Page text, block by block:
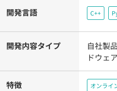
開発言語 C++
開発内容タイプ
自社製
ドウェ
特徴 オンライ